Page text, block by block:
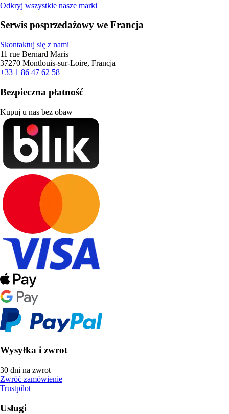
Odkryj wszystkie nasze marki
Serwis posprzedażowy we Francja
Skontaktuj się z nami
11 rue Bernard Maris
37270 Montlouis-sur-Loire, Francja
+33 1 86 47 62 58
Bezpieczna płatność
Kupuj u nas bez obaw
Wysyłka i zwrot
30 dni na zwrot
Zwróć zamówienie
Trustpilot
Usługi